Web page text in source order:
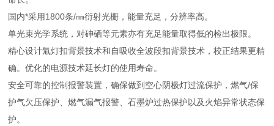
国内*采用1800条/㎜衍射光栅，能量充足，分辨率高。
单光束光学系统，对砷硒等元素亦有充足能量取得低的检出极限。
精心设计氚灯扣背景技术和自吸收全波段扣背景技术，校正结果更精
确。优化的电源技术延长灯的使用寿命。
安全可靠的控制报警装置，确保做到空心阴极灯过流保护，燃气/保
护气欠压保护、燃气漏气报警、石墨炉过热保护以及火焰异常状态保
护。